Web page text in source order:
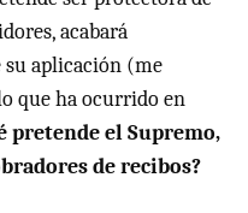
acabará
su aplicación (me
que ha ocurrido en
pretende el Supremo,
de recibos?